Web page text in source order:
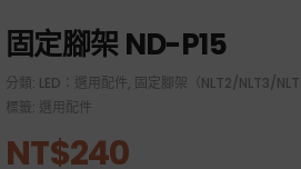
固定腳架 ND-P15
分類: LED：選用配件, 固定腳架（NLT2/NLT3/
標籤: 選用配件
NT$240